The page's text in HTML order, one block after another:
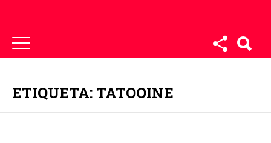
ETIQUETA: TATOOINE